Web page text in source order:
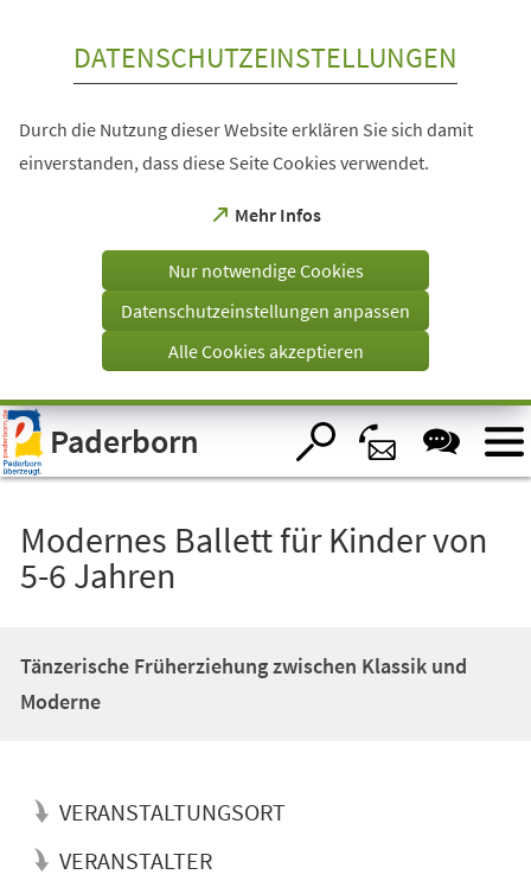
Visuelle
Assistenzsoftware
öffnen.
DATENSCHUTZEINSTELLUNGEN
Durch die Nutzung dieser Website erklären Sie sich damit
einverstanden, dass diese Seite Cookies verwendet.
Mehr Infos
(Öffnet
einem
Tab)
Nur notwendige Cookies
Datenschutzeinstellungen anpassen
Alle Cookies akzeptieren
Paderborn
Modernes Ballett für Kinder von
5-6 Jahren
Tänzerische Früherziehung zwischen Klassik und
Moderne
VERANSTALTUNGSORT
VERANSTALTER